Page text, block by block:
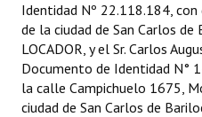
Identidad Nº 22.118.184,
de la ciudad de San Carlos
LOCADOR, y el Sr. Carlos
Documento de Identidad N°
la calle Campichuelo 1675,
ciudad de San Carlos de